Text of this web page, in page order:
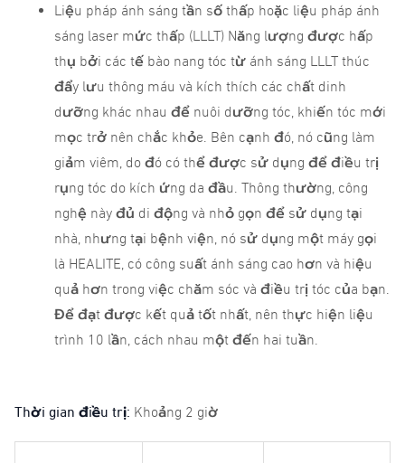
Liệu pháp ánh sáng tần số thấp hoặc liệu pháp ánh
sáng laser mức thấp (LLLT) Năng lượng được hấp
thụ bởi các tế bào nang tóc từ ánh sáng LLLT thúc
đẩy lưu thông máu và kích thích các chất dinh
dưỡng khác nhau để nuôi dưỡng tóc, khiến tóc mới
mọc trở nên chắc khỏe. Bên cạnh đó, nó cũng làm
giảm viêm, do đó có thể được sử dụng để điều trị
rụng tóc do kích ứng da đầu. Thông thường, công
nghệ này đủ di động và nhỏ gọn để sử dụng tại
nhà, nhưng tại bệnh viện, nó sử dụng một máy gọi
là HEALITE, có công suất ánh sáng cao hơn và hiệu
quả hơn trong việc chăm sóc và điều trị tóc của bạn.
Để đạt được kết quả tốt nhất, nên thực hiện liệu
trình 10 lần, cách nhau một đến hai tuần.
Thời gian điều trị: Khoảng 2 giờ